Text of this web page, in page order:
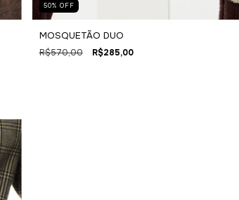
50% OFF
MOSQUETÃO DUO
R$570,00 R$285,00